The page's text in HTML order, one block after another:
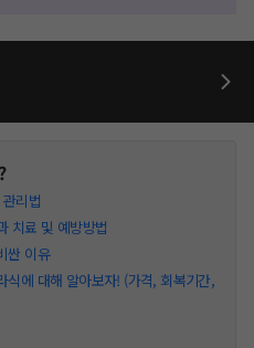
리법
치료 및 예방방법
싼 이유
식에 대해 알아보자! (가격, 회복기간,